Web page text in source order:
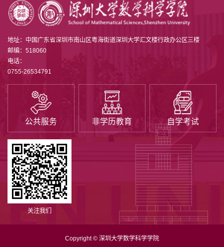
地址：中国广东省深圳市南山区粤海街道深圳大学汇文楼行政办公区三楼
邮编：518060
电话：
0755-26534791
公共服务 非学历教育 自学考试
关注我们
Copyright © 深圳大学数学科学学院